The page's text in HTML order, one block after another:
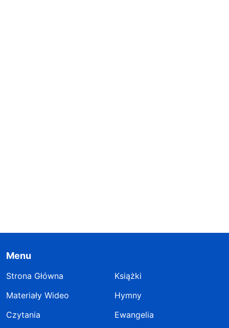
Menu
Strona Główna
Książki
Materiały Wideo
Hymny
Czytania
Ewangelia